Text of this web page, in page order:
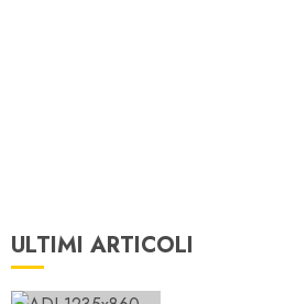
ULTIMI ARTICOLI